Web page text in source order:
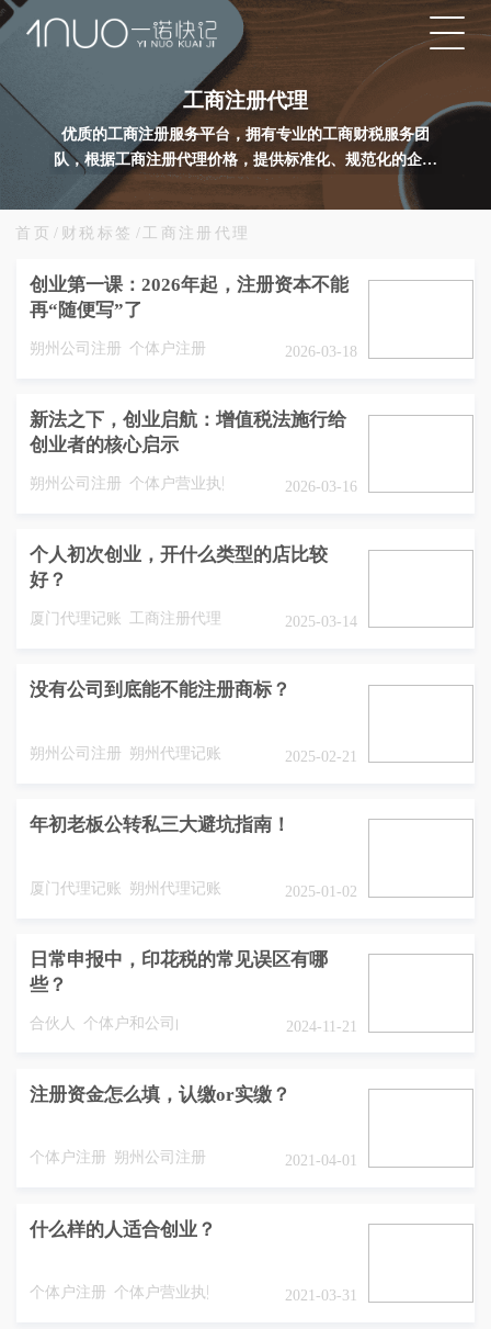
工商注册代理
优质的工商注册服务平台，拥有专业的工商财税服务团
队，根据工商注册代理价格，提供标准化、规范化的企业
工商注册代办服务，推动企业工商业务发展。
首页 / 财税标签 / 工商注册代理
创业第一课：2026年起，注册资本不能
再“随便写”了
朔州公司注册 个体户注册 2026-03-18
新法之下，创业启航：增值税法施行给
创业者的核心启示
朔州公司注册 个体户营业执照 2026-03-16
个人初次创业，开什么类型的店比较
好？
厦门代理记账 工商注册代理 2025-03-14
没有公司到底能不能注册商标？
朔州公司注册 朔州代理记账 2025-02-21
年初老板公转私三大避坑指南！
厦门代理记账 朔州代理记账 2025-01-02
日常申报中，印花税的常见误区有哪
些？
合伙人 个体户和公司的区别 2024-11-21
注册资金怎么填，认缴or实缴？
个体户注册 朔州公司注册 2021-04-01
什么样的人适合创业？
个体户注册 个体户营业执照 2021-03-31